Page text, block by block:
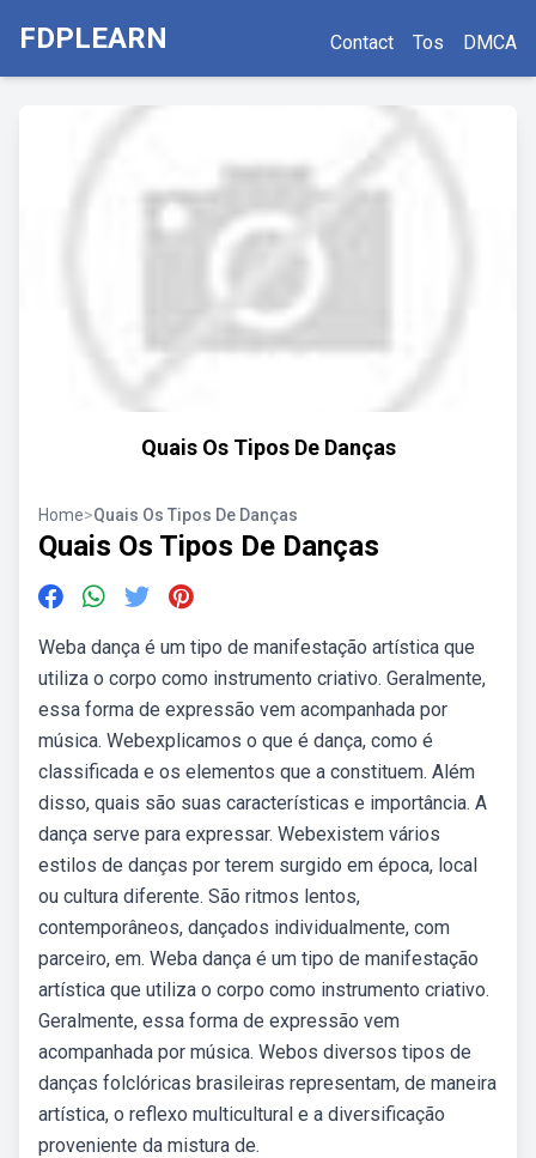
FDPLEARN Contact Tos DMCA
Quais Os Tipos De Danças
Home>Quais Os Tipos De Danças
Quais Os Tipos De Danças
Weba dança é um tipo de manifestação artística que
utiliza o corpo como instrumento criativo. Geralmente,
essa forma de expressão vem acompanhada por
música. Webexplicamos o que é dança, como é
classificada e os elementos que a constituem. Além
disso, quais são suas características e importância. A
dança serve para expressar. Webexistem vários
estilos de danças por terem surgido em época, local
ou cultura diferente. São ritmos lentos,
contemporâneos, dançados individualmente, com
parceiro, em. Weba dança é um tipo de manifestação
artística que utiliza o corpo como instrumento criativo.
Geralmente, essa forma de expressão vem
acompanhada por música. Webos diversos tipos de
danças folclóricas brasileiras representam, de maneira
artística, o reflexo multicultural e a diversificação
proveniente da mistura de.